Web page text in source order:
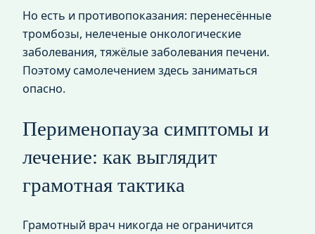
Но есть и противопоказания: перенесённые
тромбозы, нелеченые онкологические
заболевания, тяжёлые заболевания печени.
Поэтому самолечением здесь заниматься
опасно.
Перименопауза симптомы и
лечение: как выглядит
грамотная тактика
Грамотный врач никогда не ограничится